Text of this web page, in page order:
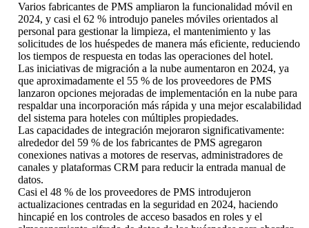
Varios fabricantes de PMS ampliaron la funcionalidad móvil en
2024, y casi el 62 % introdujo paneles móviles orientados al
personal para gestionar la limpieza, el mantenimiento y las
solicitudes de los huéspedes de manera más eficiente, reduciendo
los tiempos de respuesta en todas las operaciones del hotel.
Las iniciativas de migración a la nube aumentaron en 2024, ya
que aproximadamente el 55 % de los proveedores de PMS
lanzaron opciones mejoradas de implementación en la nube para
respaldar una incorporación más rápida y una mejor escalabilidad
del sistema para hoteles con múltiples propiedades.
Las capacidades de integración mejoraron significativamente:
alrededor del 59 % de los fabricantes de PMS agregaron
conexiones nativas a motores de reservas, administradores de
canales y plataformas CRM para reducir la entrada manual de
datos.
Casi el 48 % de los proveedores de PMS introdujeron
actualizaciones centradas en la seguridad en 2024, haciendo
hincapié en los controles de acceso basados ​​en roles y el